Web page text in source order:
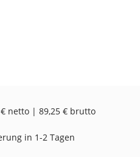
netto | 89,25 € brutto
in 1-2 Tagen